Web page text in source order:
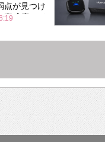
点が見つけ
成度にび